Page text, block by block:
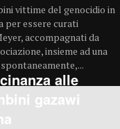
vittime del genocidio in
per essere curati
accompagnati da
insieme ad una
alle
gazawi